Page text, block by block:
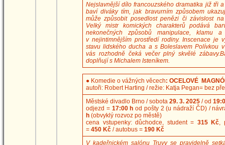
Nejslavnější dílo francouzského dramatika již tři
baví diváky tím, jak bravurním způsobem
může způsobit posedlost penězi či závislost na
Velký mistr komických charakterů podává
nekonečných způsobů manipulace, klamu a
v nejintimnějším prostředí rodiny. Inscenace je
stavu lidského ducha a s Boleslavem Polívkou
vás rozhodně čeká večer plný skvělé
doplňují s Michalem Isteníkem.
● Komedie o vážných věcech: OCELOVÉ
autoři: Robert Harting / režie: Katja Pegan= bez
Městské divadlo Brno / sobota 29. 3. 2025 / od
odjezd = 17:00 h od pošty 2 (u nádraží ČD) /
h (obvyklý rozvoz po městě)
cena vstupenky: důchodce, student = 315 Kč
= 450 Kč / autobus = 190 Kč
V kadeřnickém salónu Truvy se pravidelně